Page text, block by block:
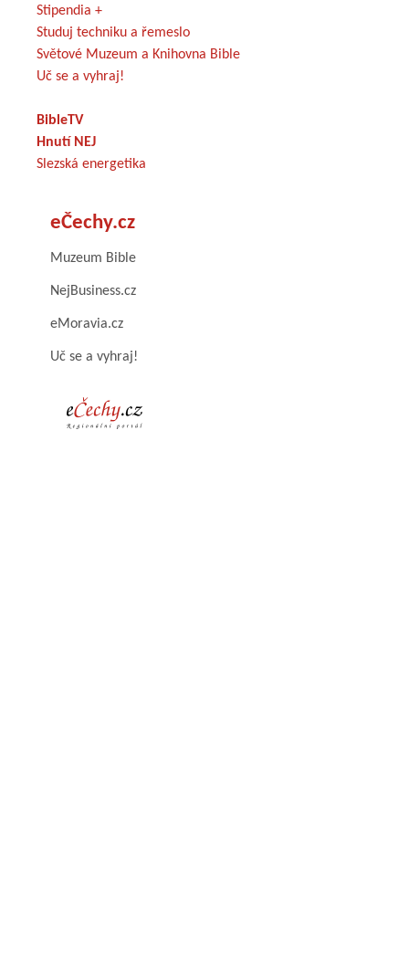
Stipendia +
Studuj techniku a řemeslo
Světové Muzeum a Knihovna Bible
Uč se a vyhraj!
BibleTV
Hnutí NEJ
Slezská energetika
eČechy.cz
Muzeum Bible
NejBusiness.cz
eMoravia.cz
Uč se a vyhraj!